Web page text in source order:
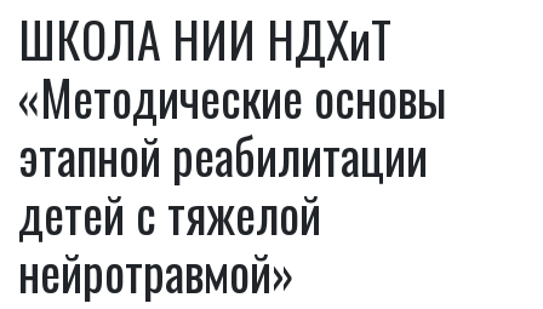
ШКОЛА НИИ НДХиТ
«Методические основы
этапной реабилитации
детей с тяжелой
нейротравмой»